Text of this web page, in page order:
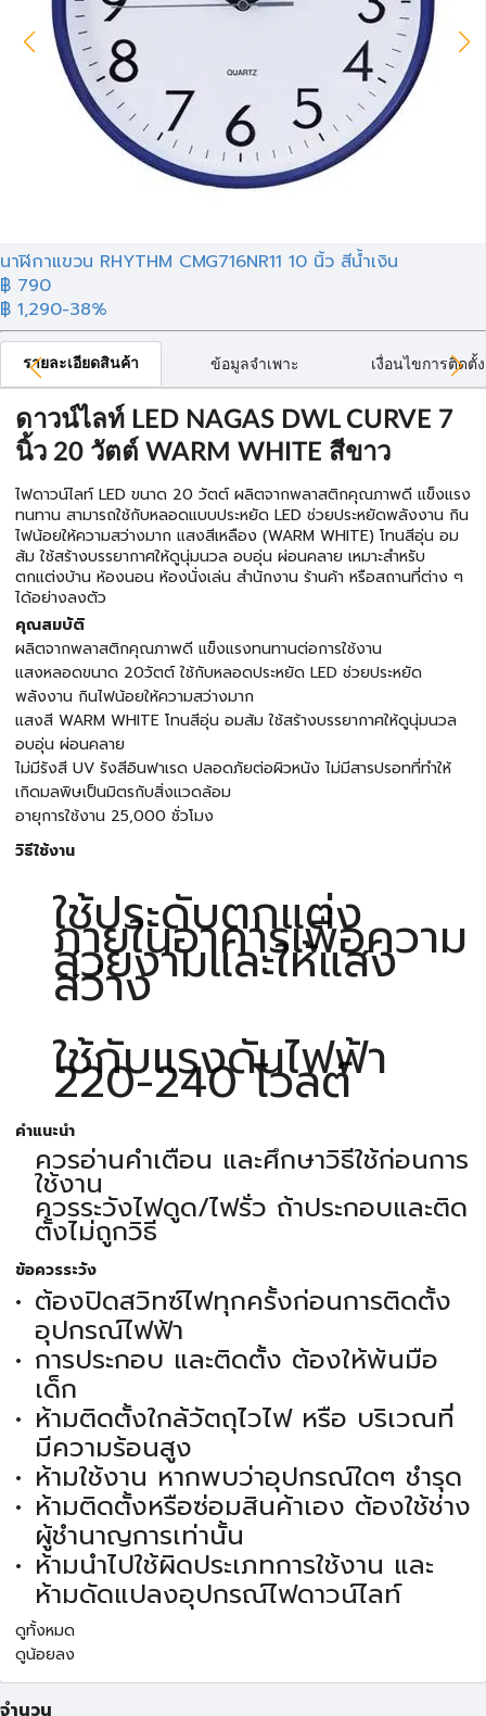
นาฬิกาแขวน RHYTHM CMG716NR11 10 นิ้ว สีน้ำเงิน
฿ 790
฿ 1,290-38%
รายละเอียดสินค้า ข้อมูลจำเพาะ เงื่อนไขการติดตั้ง
ดาวน์ไลท์ LED NAGAS DWL CURVE 7
นิ้ว 20 วัตต์ WARM WHITE สีขาว
ไฟดาวน์ไลท์ LED ขนาด 20 วัตต์ ผลิตจากพลาสติกคุณภาพดี แข็งแรง
ทนทาน สามารถใช้กับหลอดแบบประหยัด LED ช่วยประหยัดพลังงาน กิน
ไฟน้อยให้ความสว่างมาก แสงสีเหลือง (WARM WHITE) โทนสีอุ่น อม
ส้ม ใช้สร้างบรรยากาศให้ดูนุ่มนวล อบอุ่น ผ่อนคลาย เหมาะสำหรับ
ตกแต่งบ้าน ห้องนอน ห้องนั่งเล่น สำนักงาน ร้านค้า หรือสถานที่ต่าง ๆ
ได้อย่างลงตัว
คุณสมบัติ
ผลิตจากพลาสติกคุณภาพดี แข็งแรงทนทานต่อการใช้งาน
แสงหลอดขนาด 20วัตต์ ใช้กับหลอดประหยัด LED ช่วยประหยัด
พลังงาน กินไฟน้อยให้ความสว่างมาก
แสงสี WARM WHITE โทนสีอุ่น อมส้ม ใช้สร้างบรรยากาศให้ดูนุ่มนวล
อบอุ่น ผ่อนคลาย
ไม่มีรังสี UV รังสีอินฟาเรด ปลอดภัยต่อผิวหนัง ไม่มีสารปรอทที่ทำให้
เกิดมลพิษเป็นมิตรกับสิ่งแวดล้อม
อายุการใช้งาน 25,000 ชั่วโมง
วิธีใช้งาน
ใช้ประดับตกแต่ง
ภายในอาคารเพื่อความ
สวยงามและให้แสง
สว่าง
ใช้กับแรงดันไฟฟ้า
220-240 โวลต์
คำแนะนำ
ควรอ่านคำเตือน และศึกษาวิธีใช้ก่อนการ
ใช้งาน
ควรระวังไฟดูด/ไฟรั่ว ถ้าประกอบและติด
ตั้งไม่ถูกวิธี
ข้อควรระวัง
ต้องปิดสวิทซ์ไฟทุกครั้งก่อนการติดตั้ง
อุปกรณ์ไฟฟ้า
การประกอบ และติดตั้ง ต้องให้พ้นมือ
เด็ก
ห้ามติดตั้งใกล้วัตถุไวไฟ หรือ บริเวณที่
มีความร้อนสูง
ห้ามใช้งาน หากพบว่าอุปกรณ์ใดๆ ชำรุด
ห้ามติดตั้งหรือซ่อมสินค้าเอง ต้องใช้ช่าง
ผู้ชำนาญการเท่านั้น
ห้ามนำไปใช้ผิดประเภทการใช้งาน และ
ห้ามดัดแปลงอุปกรณ์ไฟดาวน์ไลท์
ดูทั้งหมด
ดูน้อยลง
จำนวน